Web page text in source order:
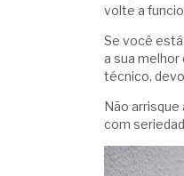
volte a
Se você
a sua
técnico,
Não arrisque
com